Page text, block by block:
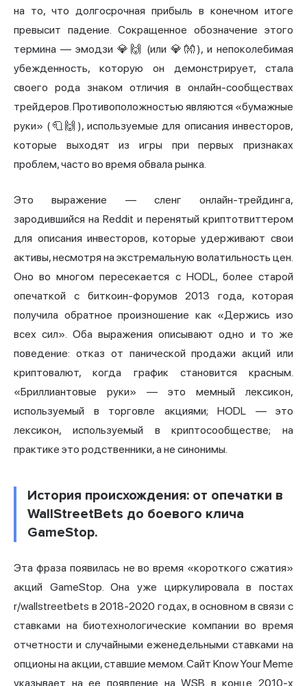
на то, что долгосрочная прибыль в конечном итоге
превысит падение. Сокращенное обозначение этого
термина — эмодзи 💎🙌 (или 💎👐), и непоколебимая
убежденность, которую он демонстрирует, стала
своего рода знаком отличия в онлайн-сообществах
трейдеров. Противоположностью являются «бумажные
руки» (🧻🙌), используемые для описания инвесторов,
которые выходят из игры при первых признаках
проблем, часто во время обвала рынка.
Это выражение — сленг онлайн-трейдинга,
зародившийся на Reddit и перенятый криптотвиттером
для описания инвесторов, которые удерживают свои
активы, несмотря на экстремальную волатильность цен.
Оно во многом пересекается с HODL, более старой
опечаткой с биткоин-форумов 2013 года, которая
получила обратное произношение как «Держись изо
всех сил». Оба выражения описывают одно и то же
поведение: отказ от панической продажи акций или
криптовалют, когда график становится красным.
«Бриллиантовые руки» — это мемный лексикон,
используемый в торговле акциями; HODL — это
лексикон, используемый в криптосообществе; на
практике это родственники, а не синонимы.
История происхождения: от опечатки в
WallStreetBets до боевого клича
GameStop.
Эта фраза появилась не во время «короткого сжатия»
акций GameStop. Она уже циркулировала в постах
r/wallstreetbets в 2018-2020 годах, в основном в связи с
ставками на биотехнологические компании во время
отчетности и случайными еженедельными ставками на
опционы на акции, ставшие мемом. Сайт Know Your Meme
указывает на ее появление на WSB в конце 2010-х